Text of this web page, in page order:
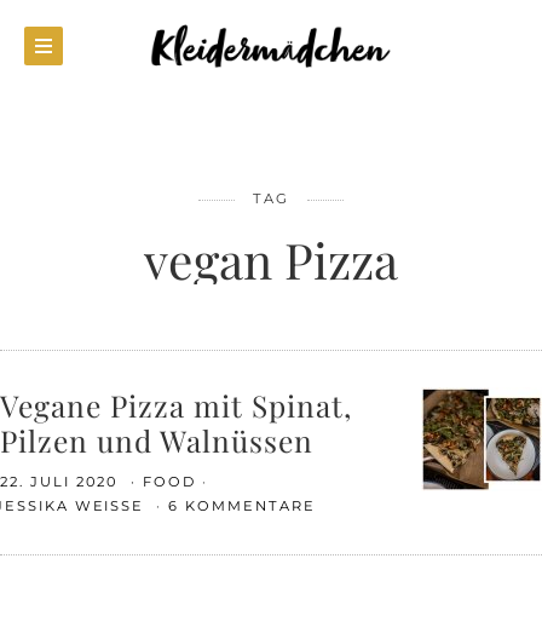
TAG
vegan Pizza
Vegane Pizza mit Spinat,
Pilzen und Walnüssen
22. JULI 2020
FOOD
WEISSE
6 KOMMENTARE